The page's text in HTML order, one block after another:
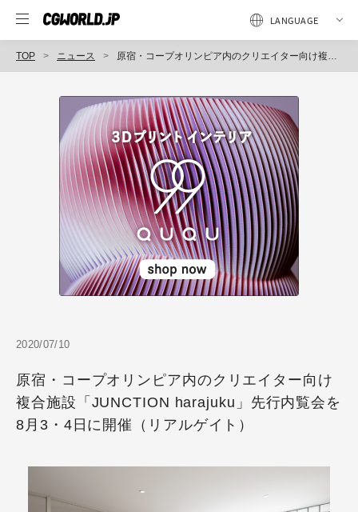
TOP ニュース 原宿・コープオリンピア内のクリエイター向け複合施設「JUNCTION harajuku」先行内覧会を8月3・4日に開催（リアルゲイト）
2020/07/10
原宿・コープオリンピア内のクリエイター向け
複合施設「JUNCTION harajuku」先行内覧会を
8月3・4日に開催（リアルゲイト）